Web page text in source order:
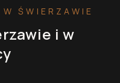
W ŚWIERZAWIE
i w